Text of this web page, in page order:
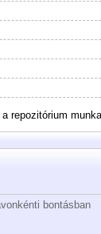
repozitórium
bontásban